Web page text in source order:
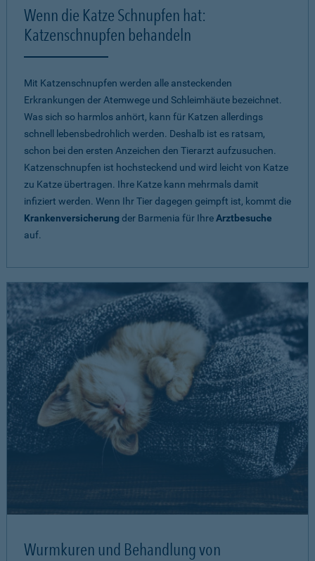
Wenn die Katze Schnupfen hat:
Katzenschnupfen behandeln
Mit Katzenschnupfen werden alle ansteckenden
Erkrankungen der Atemwege und Schleimhäute bezeichnet.
Was sich so harmlos anhört, kann für Katzen allerdings
schnell lebensbedrohlich werden. Deshalb ist es ratsam,
schon bei den ersten Anzeichen den Tierarzt aufzusuchen.
Katzenschnupfen ist hochsteckend und wird leicht von Katze
zu Katze übertragen. Ihre Katze kann mehrmals damit
infiziert werden. Wenn Ihr Tier dagegen geimpft ist, kommt die
Krankenversicherung der Barmenia für IhreArztbesuche
auf.
Wurmkuren und Behandlung von